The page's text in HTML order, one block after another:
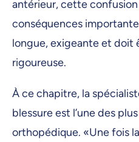
antérieur, cette
conséquences
longue, exigeante et doit
rigoureuse.
À ce chapitre, la
blessure est l’une des
orthopédique. «Une fois